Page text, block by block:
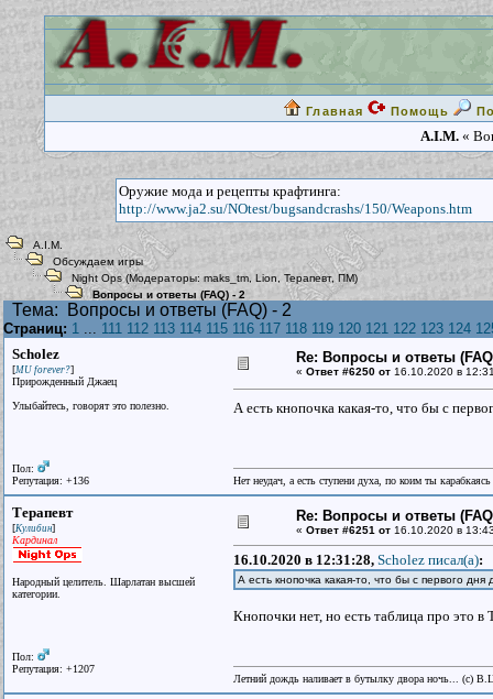
Главная Помощь
A.I.M. «
Оружие мода и рецепты крафтинга:
http://www.ja2.su/NOtest/bugsandcrashs/150/Weapons.htm
A.I.M.
Обсуждаем игры
Night Ops (Модераторы: maks_tm Lion Терапевт, ПМ)
Вопросы и ответы (FAQ) - 2
Тема: Вопросы и ответы (FAQ) - 2
Страниц: 1 ... 111 112 113 114 115 116 117 118 119 120 121 122 123 124
Scholez
[MU forever?]
Прирожденный Джаец
Улыбайтесь, говорят это полезно.
Пол:
Репутация: +136
Re: Вопросы и ответы
« Ответ #6250 от 16.10.2020 в
А есть кнопочка какая-то, что бы с
Нет неудач, а есть ступени духа, по коим ты
Терапевт
[Кулибин]
Кардинал
Народный целитель. Шарлатан высшей
категории.
Пол:
Репутация: +1207
Re: Вопросы и ответы
« Ответ #6251 от 16.10.2020 в
16.10.2020 в 12:31:28, Scholez писал(a):
А есть кнопочка какая-то, что бы с первого
Кнопочки нет, но есть таблица про это в
Летний дождь наливает в бутылку двора ночь... (с)